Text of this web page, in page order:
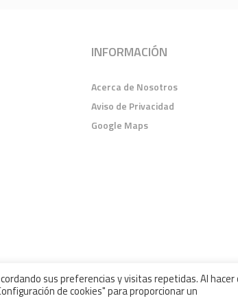
INFORMACIÓN
Acerca de Nosotros
Aviso de Privacidad
Google Maps
sus preferencias y visitas repetidas. Al hacer
de cookies" para proporcionar un